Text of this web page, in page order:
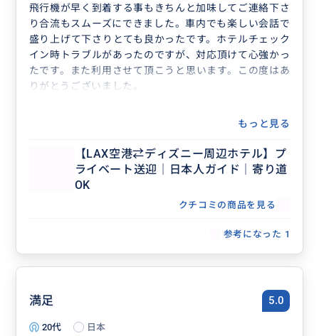
飛行機が早く到着する事もきちんと加味してご連絡下さ
り合流もスムーズにできました。車内でも楽しい会話で
盛り上げて下さりとても良かったです。ホテルチェック
イン時トラブルがあったのですが、対応頂けて心強かっ
たです。また利用させて頂こうと思います。この度はあ
りがとうございました。
もっと見る
【LAX空港⇄ディズニー周辺ホテル】プ
ライベート送迎｜日本人ガイド｜寄り道
OK
クチコミの商品を見る
参考になった 1
満足 5.0
20代
日本